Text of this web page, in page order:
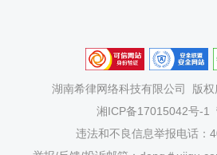
湖南希律网络科技有限公司
版
湘ICP备17015042号-1
违法和不良信息举报电话：